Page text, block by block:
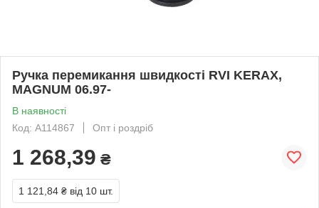
Ручка перемикання швидкості RVI KERAX,
MAGNUM 06.97-
В наявності
Код: A114867
Опт і роздріб
1 268,39 ₴
1 121,84 ₴ від 10 шт.